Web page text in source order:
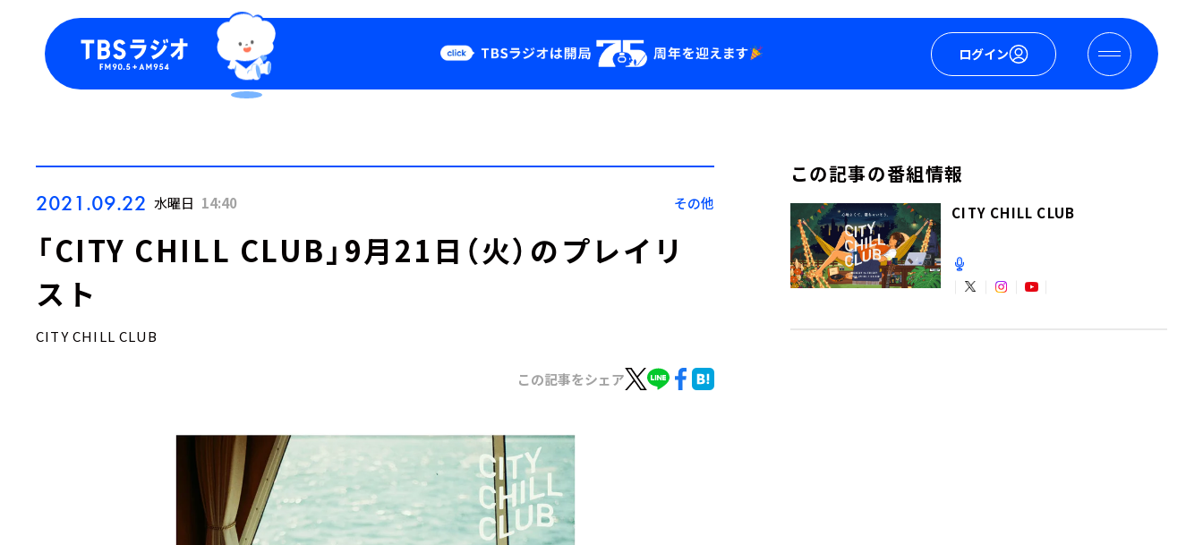
ログイン
Podcast
YouTube
2021.09.22 水曜日 14:40 その他
「CITY CHILL CLUB」9月21日（火）のプレイリ
スト
CITY CHILL CLUB
この記事をシェア
この記事の番組情報
CITY CHILL CLUB